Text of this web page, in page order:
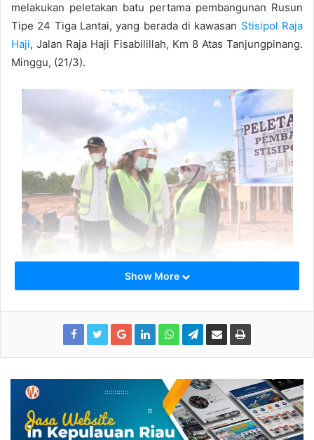
melakukan peletakan batu pertama pembangunan Rusun
Tipe 24 Tiga Lantai, yang berada di kawasan Stisipol Raja
Haji, Jalan Raja Haji Fisabilillah, Km 8 Atas Tanjungpinang.
Minggu, (21/3).
Pembangunan Rusun Tipe 24 Tiga Lantai Stisipol Raja Haji
Kepala Balai P2P Sumatera III Zubadi, ST, MT mengatakan
dalam laporannya, bahwa di Lokasi Stisipol Raja Haji ini
“Usulan ini terlaksana berkat usulan atau aspirasi dari Pak
Ansar Ahmad saat beliau menjabat Anggota DPR RI di
Show More